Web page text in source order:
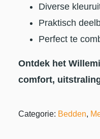
Diverse
Praktisch
Perfect te
Ontdek het
comfort,
Categorie: Bedden,